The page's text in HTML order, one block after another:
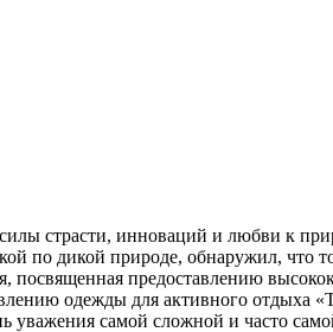
страсти, инноваций и любви к
по дикой природе, обнаружил, что
предоставлению
одежды для активного отдыха
уважения самой сложной и часто